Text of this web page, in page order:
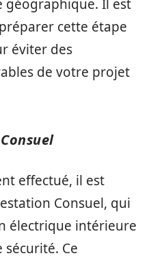
géographique. Il est
cette étape
éviter des
de votre projet
effectué, il est
Consuel, qui
électrique intérieure
Ce